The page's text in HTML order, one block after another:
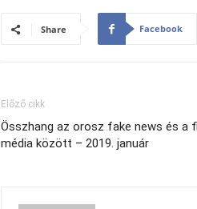
Share Facebook
Előző cikk
Összhang az orosz fake news és a
média között – 2019. január